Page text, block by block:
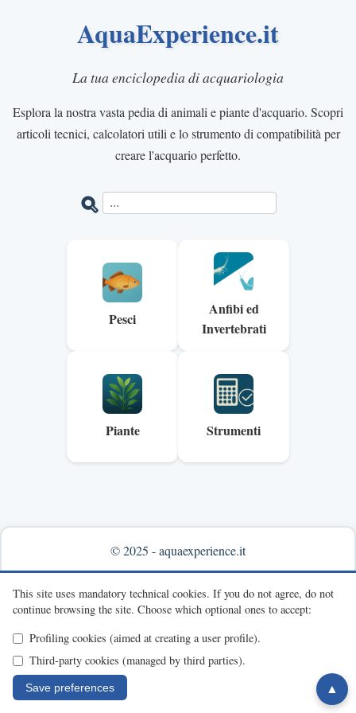
AquaExperience.it
La tua enciclopedia di acquariologia
Esplora la nostra vasta pedia di animali e piante d'acquario. Scopri
articoli tecnici, calcolatori utili e lo strumento di compatibilità per
creare l'acquario perfetto.
Pesci
Anfibi ed
Invertebrati
Piante Strumenti
© 2025 - aquaexperience.it
Info & contacts
This site uses mandatory technical cookies. If you do not agree, do not
continue browsing the site. Choose which optional ones to accept:
Profiling cookies (aimed at creating a user profile).
Third-party cookies (managed by third parties).
Save preferences ▲